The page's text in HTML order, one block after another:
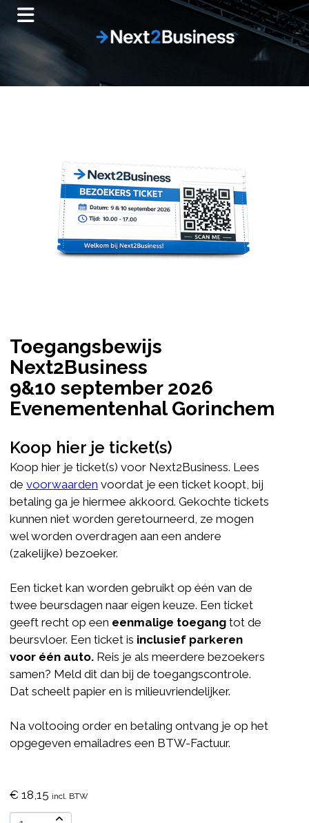
Toegangsbewijs
Next2Business
9&10 september 2026
Evenementenhal Gorinchem
Koop hier je ticket(s)
Koop hier je ticket(s) voor Next2Business. Lees
de voorwaarden voordat je een ticket koopt, bij
betaling ga je hiermee akkoord. Gekochte tickets
kunnen niet worden geretourneerd, ze mogen
wel worden overdragen aan een andere
(zakelijke) bezoeker.
Een ticket kan worden gebruikt op één van de
twee beursdagen naar eigen keuze. Een ticket
geeft recht op een eenmalige toegang tot de
beursvloer. Een ticket is inclusief parkeren
voor één auto.Reis je als meerdere bezoekers
samen? Meld dit dan bij de toegangscontrole.
Dat scheelt papier en is milieuvriendelijker.
Na voltooing order en betaling ontvang je op het
opgegeven emailadres een BTW-Factuur.
€ 18,15 incl. BTW